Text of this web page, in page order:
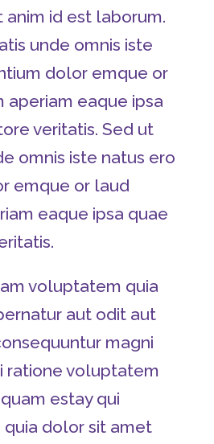
id est laborum.
unde omnis iste
dolor emque or
aperiam eaque ipsa
veritatis. Sed ut
omnis iste natus ero
emque or laud
eaque ipsa quae
voluptatem quia
aut odit aut
magni
ratione voluptatem
estay qui
dolor sit amet